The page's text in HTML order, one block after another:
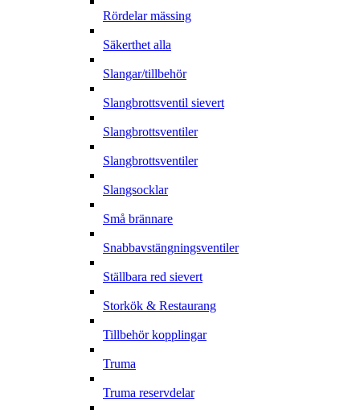
Rördelar mässing
Säkerthet alla
Slangar/tillbehör
Slangbrottsventil sievert
Slangbrottsventiler
Slangbrottsventiler
Slangsocklar
Små brännare
Snabbavstängningsventiler
Ställbara red sievert
Storkök & Restaurang
Tillbehör kopplingar
Truma
Truma reservdelar